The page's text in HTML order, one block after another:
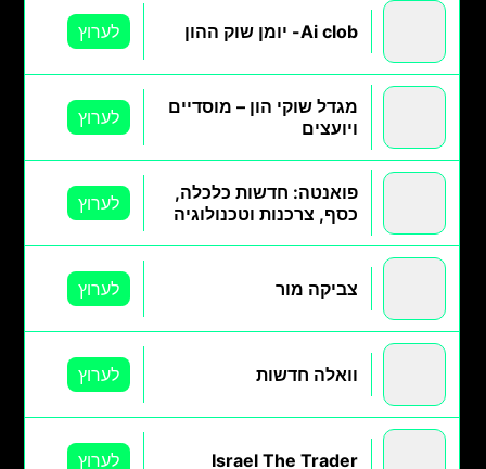
Ai clob- יומן שוק ההון לערוץ
מגדל שוקי הון – מוסדיים
ויועצים
לערוץ
פואנטה: חדשות כלכלה,
כסף, צרכנות וטכנולוגיה
לערוץ
צביקה מור לערוץ
וואלה חדשות לערוץ
Israel The Trader לערוץ